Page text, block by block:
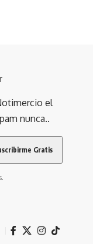
el
nunca..